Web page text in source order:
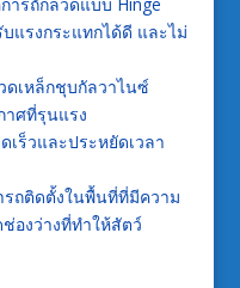
แรงกระแทกได้ดี และไม่
ดเหล็กชุบกัลวาไนซ์
ศที่รุนแรง
เร็วและประหยัดเวลา
รถติดตั้งในพื้นที่ที่มีความ
องว่างที่ทำให้สัตว์